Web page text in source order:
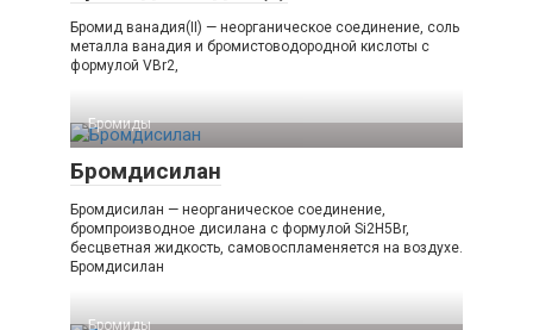
Бромид ванадия(II) — неорганическое соединение, соль
металла ванадия и бромистоводородной кислоты с
формулой VBr2,
Бромиды‎
Бромдисилан
Бромдисилан — неорганическое соединение,
бромпроизводное дисилана с формулой Si2H5Br,
бесцветная жидкость, самовоспламеняется на воздухе.
Бромдисилан
Бромиды‎